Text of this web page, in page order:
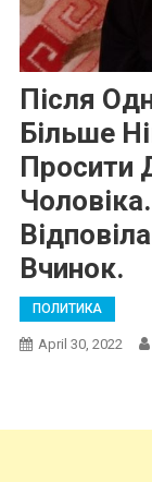
Після
Більше
Просити
Вчинок.
ПОЛИТИКА
April 30, 2022